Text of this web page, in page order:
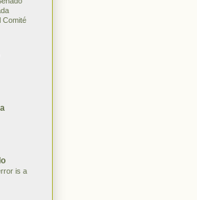
Comité
is a